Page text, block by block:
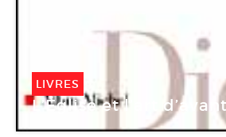
LIVRES
L’Église et l’art